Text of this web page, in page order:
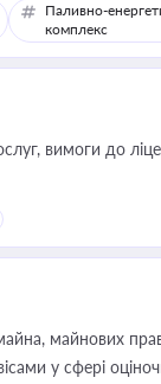
Паливно-
комплекс
вимоги до
майнових прав
у сфері